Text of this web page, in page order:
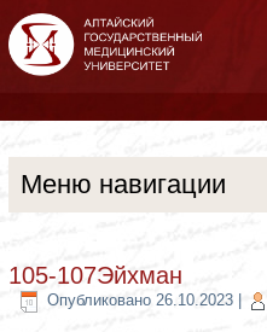
Меню навигации
105-107Эйхман
Опубликовано 26.10.2023